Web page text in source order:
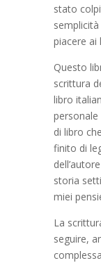
stato
piacere
Questo
scrittura
libro
di libro
finito di
storia
miei
La
seguire,